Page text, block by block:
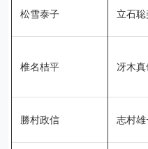
松雪泰子 立石聡
椎名桔平 冴木真
勝村政信 志村雄